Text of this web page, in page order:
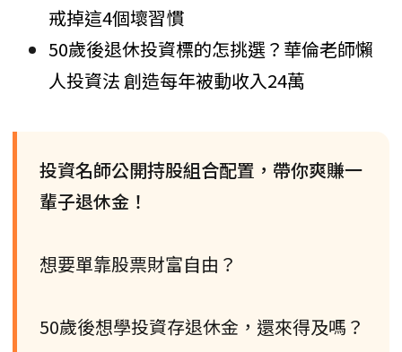
戒掉這4個壞習慣
50歲後退休投資標的怎挑選？華倫老師懶
人投資法 創造每年被動收入24萬
投資名師公開持股組合配置，帶你爽賺一
輩子退休金！
想要單靠股票財富自由？
50歲後想學投資存退休金，還來得及嗎？